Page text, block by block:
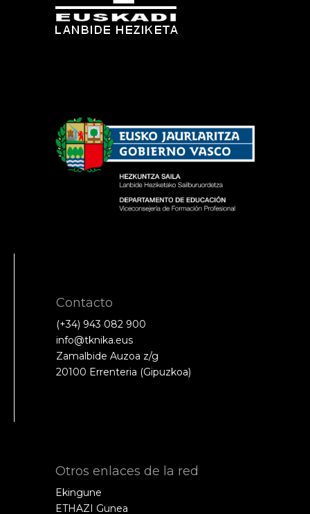
Contacto
(+34) 943 082 900
info@tknika.eus
Zamalbide Auzoa z/g
20100 Errenteria (Gipuzkoa)
Otros enlaces de la red
Ekingune
ETHAZI Gunea